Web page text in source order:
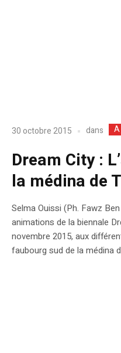
30 octobre 2015 dans
Dream City :
la médina de
Selma Ouissi (Ph. Fawz
animations de la biennale
novembre 2015, aux
faubourg sud de la médina